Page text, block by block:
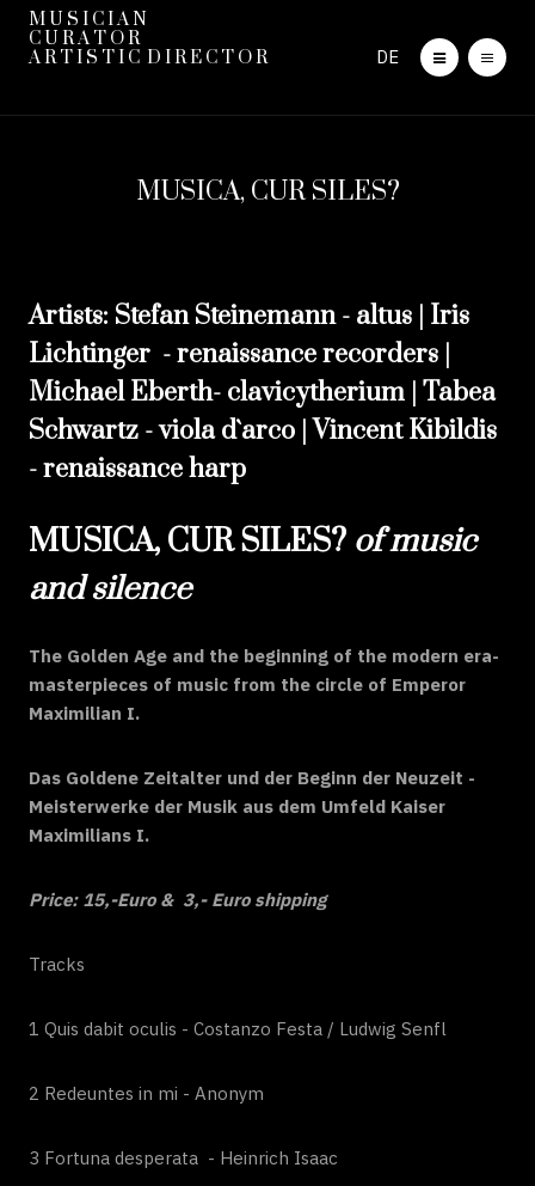
M U S I C I A N
C U R A T O R
A R T I S T I C D I R E C T O R
DE
MUSICA, CUR SILES?
Artists: Stefan Steinemann - altus | Iris
Lichtinger - renaissance recorders |
Michael Eberth- clavicytherium | Tabea
Schwartz - viola d`arco | Vincent Kibildis
- renaissance harp
MUSICA, CUR SILES? of music
and silence
The Golden Age and the beginning of the modern era-
masterpieces of music from the circle of Emperor
Maximilian I.
Das Goldene Zeitalter und der Beginn der Neuzeit -
Meisterwerke der Musik aus dem Umfeld Kaiser
Maximilians I.
Price: 15,-Euro & 3,- Euro shipping
Tracks
1 Quis dabit oculis - Costanzo Festa / Ludwig Senfl
2 Redeuntes in mi - Anonym
3 Fortuna desperata - Heinrich Isaac